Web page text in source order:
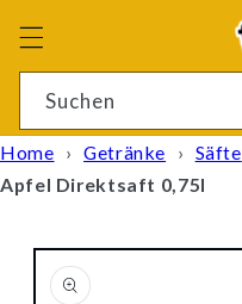
zum
Inhalt
Suchen
4 Ergebnisse
Home › Getränke › Säfte
Apfel Direktsaft 0,75l